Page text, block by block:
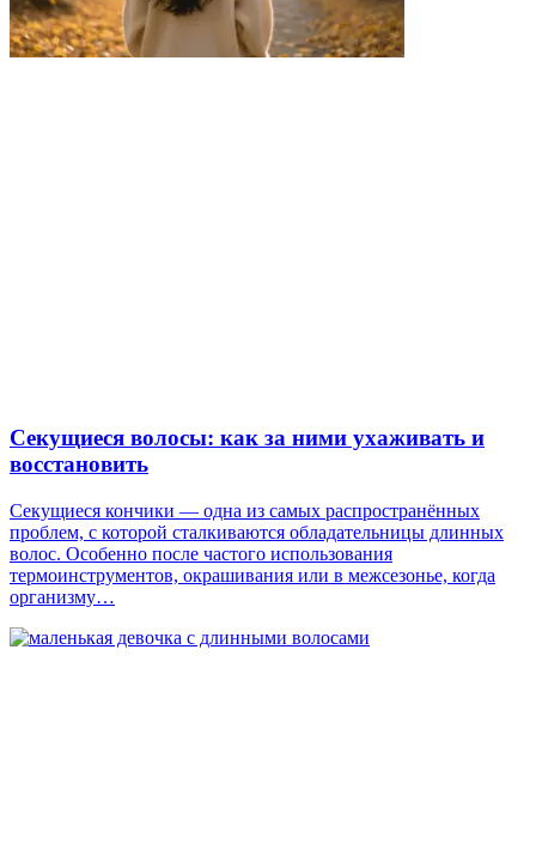
Секущиеся волосы: как за ними ухаживать и
восстановить
Секущиеся кончики — одна из самых распространённых
проблем, с которой сталкиваются обладательницы длинных
волос. Особенно после частого использования
термоинструментов, окрашивания или в межсезонье, когда
организму…